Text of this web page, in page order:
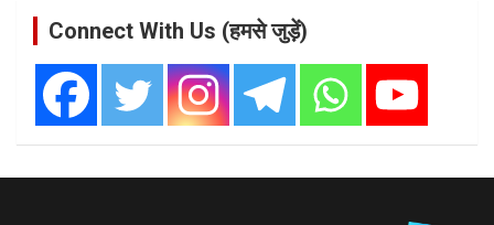
Connect With Us (हमसे जुड़ें)